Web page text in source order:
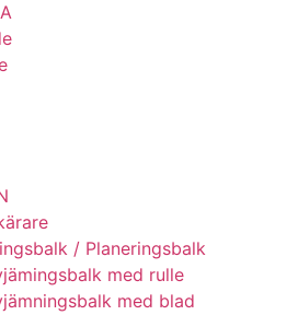
/ Planeringsbalk
med rulle
med blad